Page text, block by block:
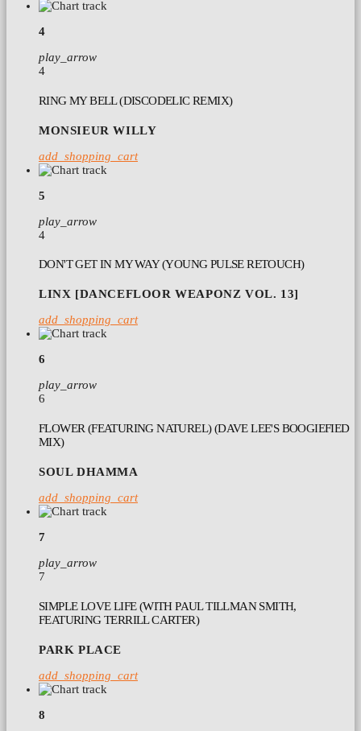
4
play_arrow
4
RING MY BELL (DISCODELIC REMIX)
MONSIEUR WILLY
add_shopping_cart
5
play_arrow
4
DON'T GET IN MY WAY (YOUNG PULSE RETOUCH)
LINX [DANCEFLOOR WEAPONZ VOL. 13]
add_shopping_cart
6
play_arrow
6
FLOWER (FEATURING NATUREL) (DAVE LEE'S BOOGIEFIED
MIX)
SOUL DHAMMA
add_shopping_cart
7
play_arrow
7
SIMPLE LOVE LIFE (WITH PAUL TILLMAN SMITH,
FEATURING TERRILL CARTER)
PARK PLACE
add_shopping_cart
8